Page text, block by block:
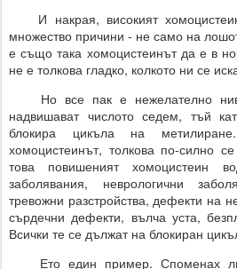
И накрая, високият
множество причини - не само на
е също така хомоцистеинът да е в
не е толкова гладко, колкото ни се
Но все пак е нежелателно
надвишават числото седем, тъй
блокира цикъла на
хомоцистеинът, толкова по-силно
това повишеният хомоцистеин
заболявания, неврологични
тревожни разстройства, дефекти на
сърдечни дефекти, вълча уста,
Всички те се дължат на блокиран
Ето един пример. Споменах